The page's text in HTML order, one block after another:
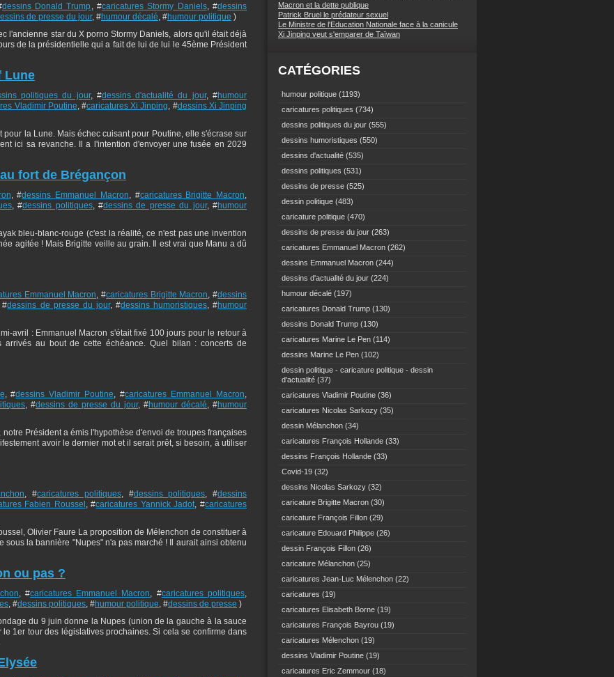
dessins Donald Trump, #caricatures Stormy Daniels, #dessins
de presse du jour, #humour décalé, #humour politique )
l'ancienne star du X porno Stormy Daniels, alors qu'il était déjà
de la présidentielle qui a fait de lui de lui le 45ème Président
Lune
politiques du jour, #dessins d'actualité du jour, #humour
Vladimir Poutine, #caricatures Xi Jinping, #dessins Xi Jinping
la Lune. Mais échec cuisant pour Poutine, elle s'écrase sur
ici sa revanche. Il a l'intention d'envoyer une fusée en 2029
fort de Brégançon
, #dessins Emmanuel Macron, #caricatures Brigitte Macron,
, #dessins politiques, #dessins de presse du jour, #humour
bleu-blanc-rouge (c'est la réalité, ce n'est pas une invention
agitée ! Mais Brigitte veille au grain. Il est vrai que Manu a dû
Emmanuel Macron, #caricatures Brigitte Macron, #dessins
#dessins de presse du jour, #dessins humoristiques, #humour
avril : Emmanuel Macron s'était fixé 100 jours pour le retour à
arrivés au bout de cette échéance. Quel bilan : concerts de
, #dessins Vladimir Poutine, #caricatures Emmanuel Macron,
, #dessins de presse du jour, #humour décalé, #humour
Président a émis l'hypothèse d'envoi de troupes françaises
avoir le dernier mot et il serait prêt, si besoin, à utiliser
, #caricatures politiques, #dessins politiques, #dessins
Fabien Roussel , #caricatures Yannick Jadot, #caricatures
Olivier Faure La proposition de Mélenchon de constituer à
sous la bannière "Nupes" n'a pas marché ! Il aurait ainsi obtenu
ou pas ?
, #caricatures Emmanuel Macron, #caricatures politiques,
, #dessins politiques, #humour politique, #dessins de presse )
du 9 juin donne la Nupes (union de la gauche à la sauce
1er tour des législatives prochaines. Si cela se confirme dans
Macron et la dette publique
Patrick Bruel le prédateur sexuel
Le Ministre de l'Education Nationale face à la canicule
Xi Jinping veut s'emparer de Taïwan
CATÉGORIES
humour politique (1193)
caricatures politiques (734)
dessins politiques du jour (555)
dessins humoristiques (550)
dessins d'actualité (535)
dessins politiques (531)
dessins de presse (525)
dessin politique (483)
caricature politique (470)
dessins de presse du jour (263)
caricatures Emmanuel Macron (262)
dessins Emmanuel Macron (244)
dessins d'actualité du jour (224)
humour décalé (197)
caricatures Donald Trump (130)
dessins Donald Trump (130)
caricatures Marine Le Pen (114)
dessins Marine Le Pen (102)
dessin politique - caricature politique - dessin
d'actualité (37)
caricatures Vladimir Poutine (36)
caricatures Nicolas Sarkozy (35)
dessin Mélanchon (34)
caricatures François Hollande (33)
dessins François Hollande (33)
Covid-19 (32)
dessins Nicolas Sarkozy (32)
caricature Brigitte Macron (30)
caricature François Fillon (29)
caricature Edouard Philippe (26)
dessin François Fillon (26)
caricature Mélanchon (25)
caricatures Jean-Luc Mélenchon (22)
caricatures (19)
caricatures Elisabeth Borne (19)
caricatures François Bayrou (19)
caricatures Mélenchon (19)
dessins Vladimir Poutine (19)
caricatures Eric Zemmour (18)